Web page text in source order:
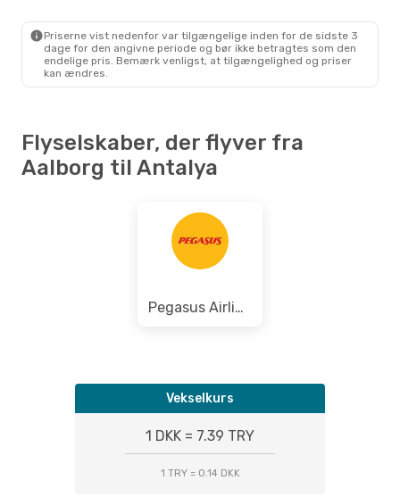
Priserne vist nedenfor var tilgængelige inden for de sidste 3
dage for den angivne periode og bør ikke betragtes som den
endelige pris. Bemærk venligst, at tilgængelighed og priser
kan ændres.
Flyselskaber, der flyver fra
Aalborg til Antalya
Pegasus Airlines
Vekselkurs
1 DKK = 7.39 TRY
1 TRY = 0.14 DKK